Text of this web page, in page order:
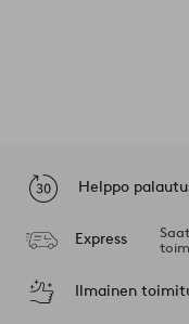
Helppo
Express
Ilmainen